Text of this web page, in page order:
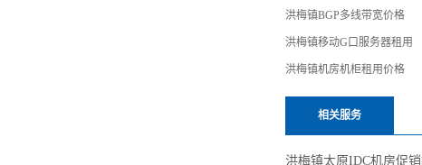
洪梅镇BGP多线带宽价格
洪梅镇移动G口服务器租用
洪梅镇机房机柜租用价格
相关服务
洪梅镇太原IDC机房促